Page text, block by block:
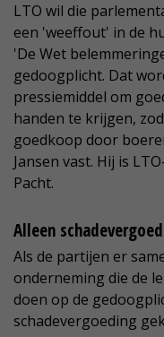
LTO wil die
een 'weeffout' in de
'De Wet
gedoogplicht. Dat
pressiemiddel om
handen te krijgen,
goedkoop door
Jansen vast. Hij is
Pacht.
Alleen
Als de partijen er
onderneming die de
doen op de
schadevergoeding